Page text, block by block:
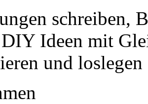
schreiben,
Ideen mit
und loslegen